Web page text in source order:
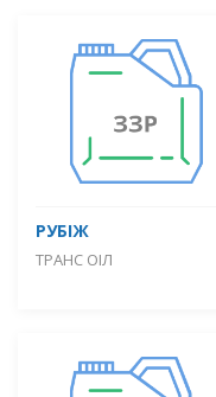
РУБІЖ
ТРАНС ОІЛ